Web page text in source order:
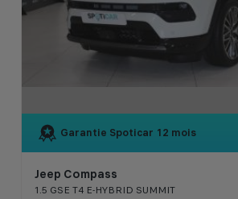
Garantie Spoticar 12 mois
Jeep Compass
1.5 GSE T4 E-HYBRID SUMMIT